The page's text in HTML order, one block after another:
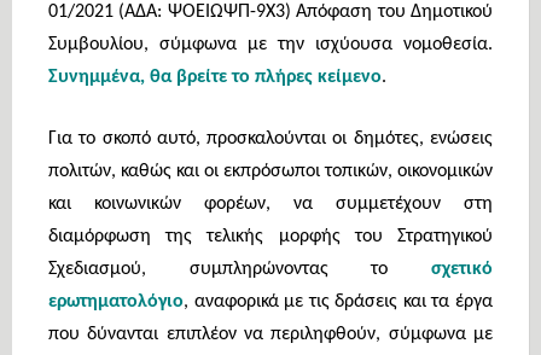
01/2021 (ΑΔΑ: ΨΟΕΙΩΨΠ-9Χ3) Απόφαση του Δημοτικού
Συμβουλίου, σύμφωνα με την ισχύουσα νομοθεσία.
Συνημμένα, θα βρείτε το πλήρες κείμενο.
Για το σκοπό αυτό, προσκαλούνται οι δημότες, ενώσεις
πολιτών, καθώς και οι εκπρόσωποι τοπικών, οικονομικών
και κοινωνικών φορέων, να συμμετέχουν στη
διαμόρφωση της τελικής μορφής του Στρατηγικού
Σχεδιασμού, συμπληρώνοντας το σχετικό
ερωτηματολόγιο, αναφορικά με τις δράσεις και τα έργα
που δύνανται επιπλέον να περιληφθούν, σύμφωνα με